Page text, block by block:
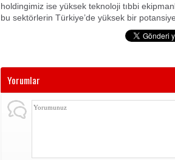
holdingimiz ise yüksek teknoloji tıbbi
bu sektörlerin Türkiye’de yüksek bir
Yorumlar